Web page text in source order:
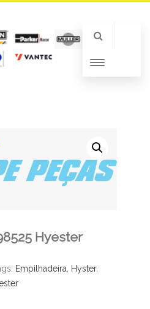
Hyester
Empilhadeira Hyster,